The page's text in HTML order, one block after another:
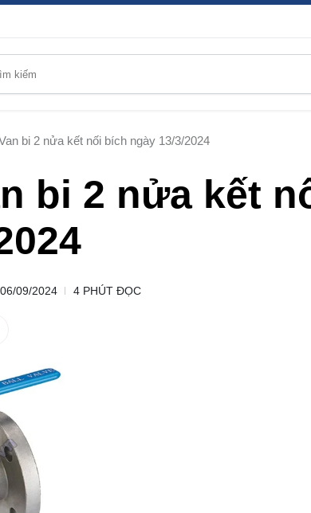
bi 2 nửa kết nối bích ngày 13/3/2024
bi 2 nửa kết
06/09/2024 4 PHÚT ĐỌC